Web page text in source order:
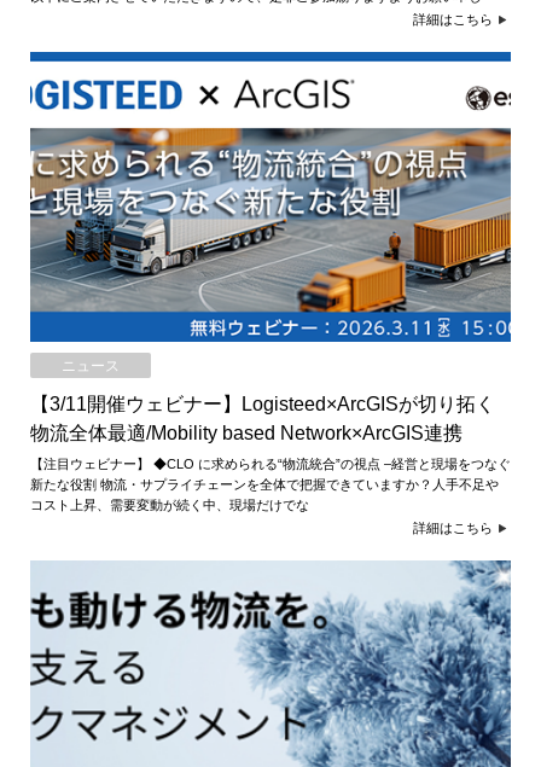
詳細はこちら
ニュース
【3/11開催ウェビナー】Logisteed×ArcGISが切り拓く
物流全体最適/Mobility based Network×ArcGIS連携
【注目ウェビナー】 ◆CLO に求められる“物流統合”の視点 –経営と現場をつなぐ
新たな役割 物流・サプライチェーンを全体で把握できていますか？人手不足や
コスト上昇、需要変動が続く中、現場だけでな
詳細はこちら